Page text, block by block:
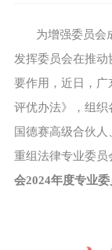
为增强委员会
发挥委员会在推
要作用，近日，广
评优办法》，组
国德赛高级合伙
重组法律专业委员
会2024年度专业委